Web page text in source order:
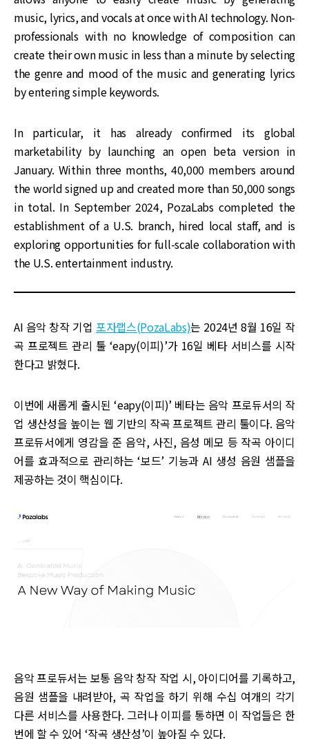
music, lyrics, and vocals at once with AI technology. Non-
professionals with no knowledge of composition can
create their own music in less than a minute by selecting
the genre and mood of the music and generating lyrics
by entering simple keywords.
In particular, it has already confirmed its global
marketability by launching an open beta version in
January. Within three months, 40,000 members around
the world signed up and created more than 50,000 songs
in total. In September 2024, PozaLabs completed the
establishment of a U.S. branch, hired local staff, and is
exploring opportunities for full-scale collaboration with
the U.S. entertainment industry.
AI 음악 창작 기업 포자랩스(PozaLabs)는 2024년 8월 16일 작
곡 프로젝트 관리 툴 ‘eapy(이피)’가 16일 베타 서비스를 시작
한다고 밝혔다.
이번에 새롭게 출시된 ‘eapy(이피)’ 베타는 음악 프로듀서의 작
업 생산성을 높이는 웹 기반의 작곡 프로젝트 관리 툴이다. 음악
프로듀서에게 영감을 준 음악, 사진, 음성 메모 등 작곡 아이디
어를 효과적으로 관리하는 ‘보드’ 기능과 AI 생성 음원 샘플을
제공하는 것이 핵심이다.
음악 프로듀서는 보통 음악 창작 작업 시, 아이디어를 기록하고,
음원 샘플을 내려받아, 곡 작업을 하기 위해 수십 여개의 각기
다른 서비스를 사용한다. 그러나 이피를 통하면 이 작업들은 한
번에 할 수 있어 ‘작곡 생산성’이 높아질 수 있다.